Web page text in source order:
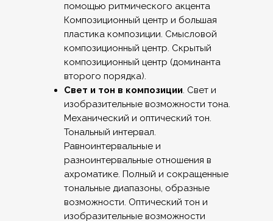
помощью ритмического акцента
Композиционный центр и большая
пластика композиции. Смысловой
композиционный центр. Скрытый
композиционный центр (доминанта
второго порядка).
Свет и тон в композиции. Свет и
изобразительные возможности тона.
Механический и оптический тон.
Тональный интервал.
Равноинтервальные и
разноинтервальные отношения в
ахроматике. Полный и сокращенные
тональные диапазоны, образные
возможности. Оптический тон и
изобразительные возможности